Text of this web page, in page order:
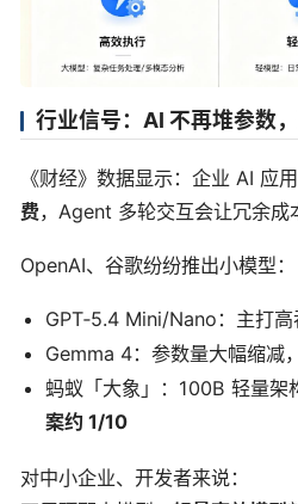
行业信号：AI 不再堆参数
《财经》数据显示：企业 AI 应
费，Agent 多轮交互会让冗余成
OpenAI、谷歌纷纷推出小模型：
GPT‑5.4 Mini/Nano：主打
Gemma 4：参数量大幅缩减
蚂蚁「大象」：100B 轻量架
案约 1/10
对中小企业、开发者来说：